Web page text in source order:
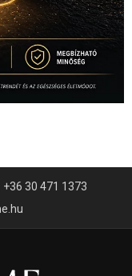
+36 30 471 1373